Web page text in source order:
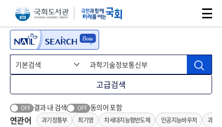
본문 바로가기주메뉴 바로가기
고급검색
OFF 결과 내 검색 OFF 동의어 포함
연관어 과기정통부 최기영 차세대지능형반도체 인공지능바우처 과기